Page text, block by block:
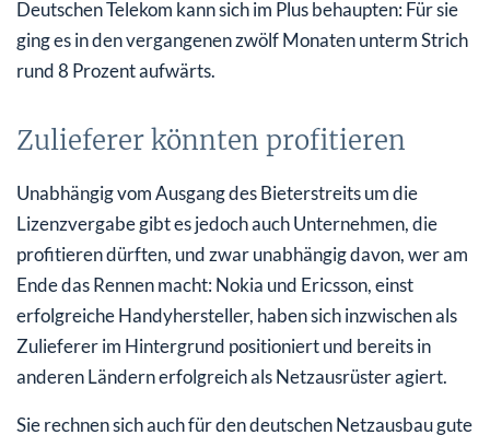
Deutschen Telekom kann sich im Plus behaupten: Für sie
ging es in den vergangenen zwölf Monaten unterm Strich
rund 8 Prozent aufwärts.
Zulieferer könnten profitieren
Unabhängig vom Ausgang des Bieterstreits um die
Lizenzvergabe gibt es jedoch auch Unternehmen, die
profitieren dürften, und zwar unabhängig davon, wer am
Ende das Rennen macht: Nokia und Ericsson, einst
erfolgreiche Handyhersteller, haben sich inzwischen als
Zulieferer im Hintergrund positioniert und bereits in
anderen Ländern erfolgreich als Netzausrüster agiert.
Sie rechnen sich auch für den deutschen Netzausbau gute